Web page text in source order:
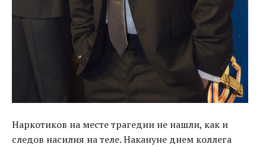
Наркотиков на месте трагедии не нашли, как и
следов насилия на теле. Накануне днем коллега